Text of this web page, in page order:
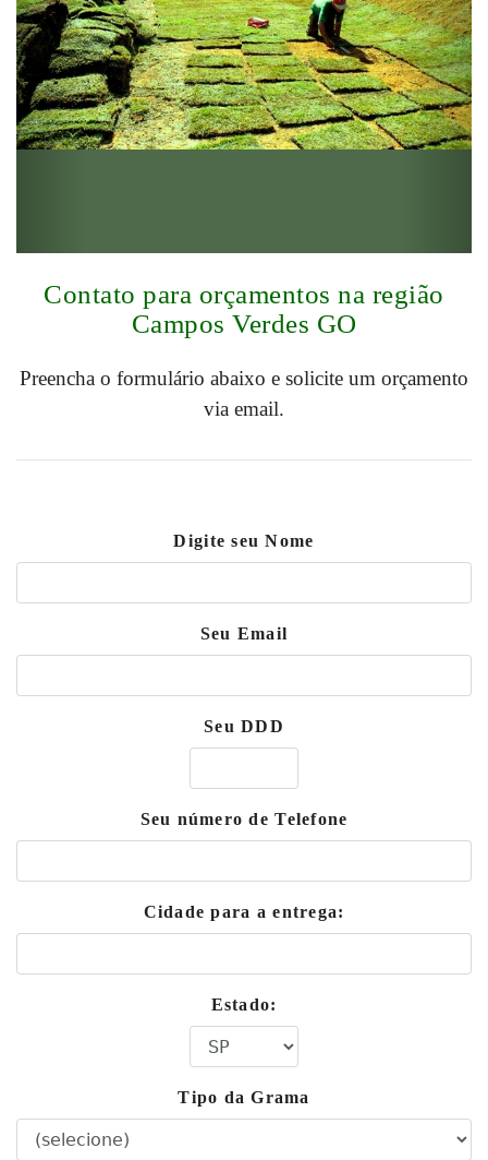
Contato para orçamentos na região
Campos Verdes GO
Preencha o formulário abaixo e solicite um orçamento
via email.
Digite seu Nome
Seu Email
Seu DDD
Seu número de Telefone
Cidade para a entrega:
Estado:
Tipo da Grama